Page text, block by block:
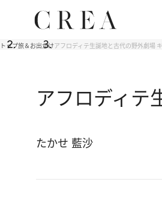
トップ旅＆お出かけアフロディテ生誕地と古代の野外劇場
アフロディテ
たかせ 藍沙